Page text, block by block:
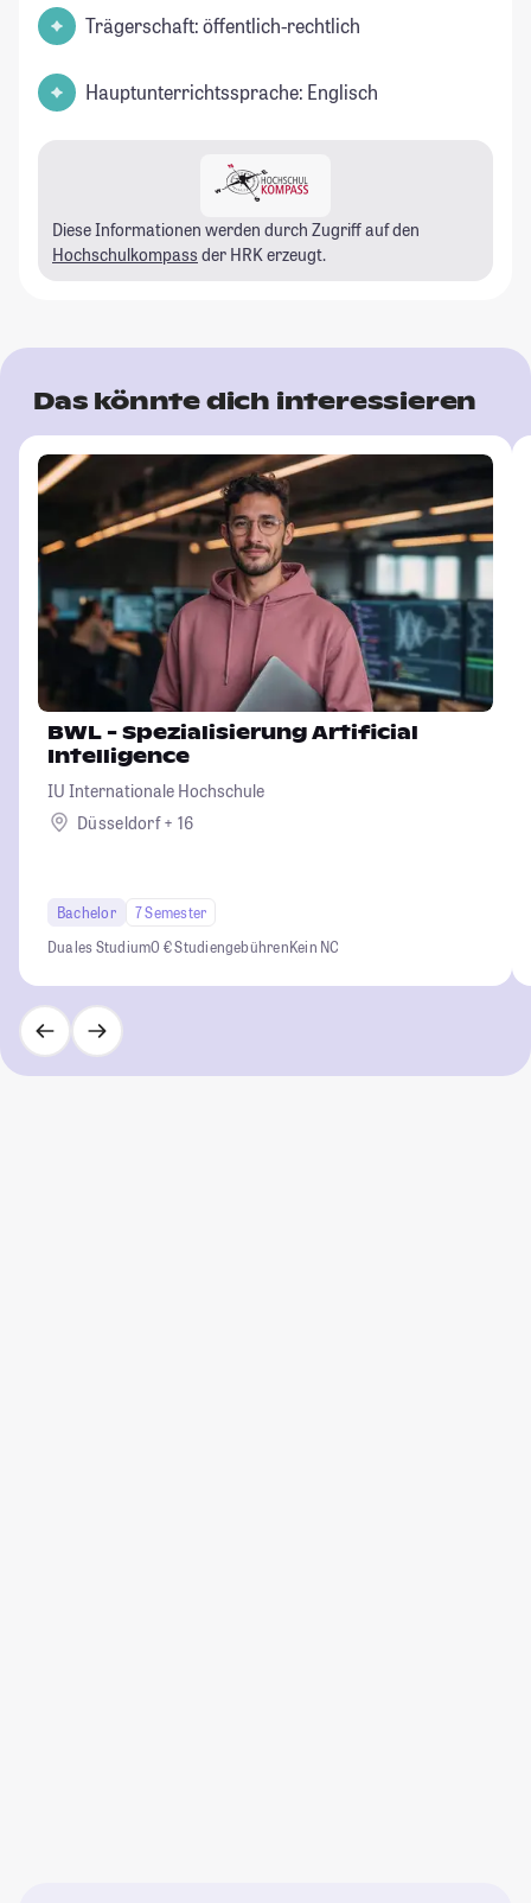
Trägerschaft: öffentlich-rechtlich
Hauptunterrichtssprache: Englisch
Diese Informationen werden durch Zugriff auf den
Hochschulkompass der HRK erzeugt.
Das könnte dich interessieren
BWL - Spezialisierung Artificial
Intelligence
IU Internationale Hochschule
Düsseldorf + 16
Bachelor
7 Semester
Duales Studium0 € StudiengebührenKein NC